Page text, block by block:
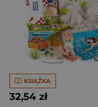
KSIĄŻKA
32,54 zł